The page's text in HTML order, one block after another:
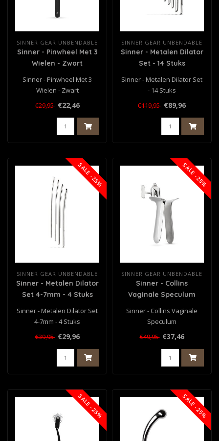
SINNER GEAR UNBENDABLE
Sinner - Pinwheel Met 3
Wielen - Zwart
Sinner - Pinwheel Met 3
Wielen - Zwart
€29,95 €22,46
SINNER GEAR UNBENDABLE
Sinner - Metalen Dilator
Set - 14 Stuks
Sinner - Metalen Dilator Set
- 14 Stuks
€119,95 €89,96
SALE -25%
SINNER GEAR UNBENDABLE
Sinner - Metalen Dilator
Set 4-7mm - 4 Stuks
Sinner - Metalen Dilator Set
4-7mm - 4 Stuks
€39,95 €29,96
SALE -25%
SINNER GEAR UNBENDABLE
Sinner - Collins
Vaginale Speculum
Sinner - Collins Vaginale
Speculum
€49,95 €37,46
SALE -25% SALE -25%